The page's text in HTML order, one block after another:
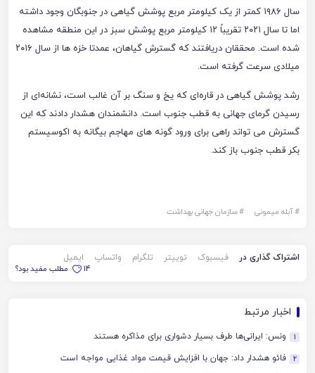
سال ۱۹۸۶ کمتر از یک کیلومتر مربع پوشش گیاهی در جنوبگان وجود داشته
اما تا سال ۲۰۲۱ تقریباً ۱۲ کیلومتر مربع پوشش سبز در این منطقه مشاهده
شده است. محققان دریافتند که گسترش گیاهان، عمدتا خزه ها از سال ۲۰۱۶
میلادی سرعت گرفته است.
رشد پوشش گیاهی در قاره‌ای که یخ و سنگ بر آن غالب است، نشانه‌ای از
رسیدن گرمای جهانی به قطب جنوب است. دانشمندان هشدار دادند که این
گسترش می تواند راهی برای ورود گونه های مهاجم بیگانه به اکوسیستم
بکر قطب جنوب باز کند.
#آبله میمونی #سازمان جهانی بهداشت
اشتراک گذاری در فیسبوک توییتر تلگرام واتساپ
ایمیل
14
مطلب مفید بود؟
اخبار مرتبط
1 ونس: ایرانی‌ها طرف بسیار دشواری برای مذاکره هستند
2 فائو هشدار داد: جهان با افزایش قیمت مواد غذایی مواجه است